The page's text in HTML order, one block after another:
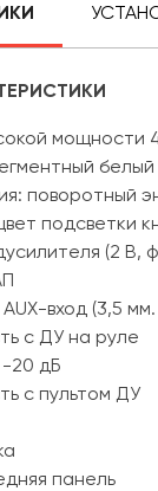
мощности
поворотный
подсветки
(2 В,
вход (3,5
с ДУ на руле
20 дБ
с пультом ДУ
панель